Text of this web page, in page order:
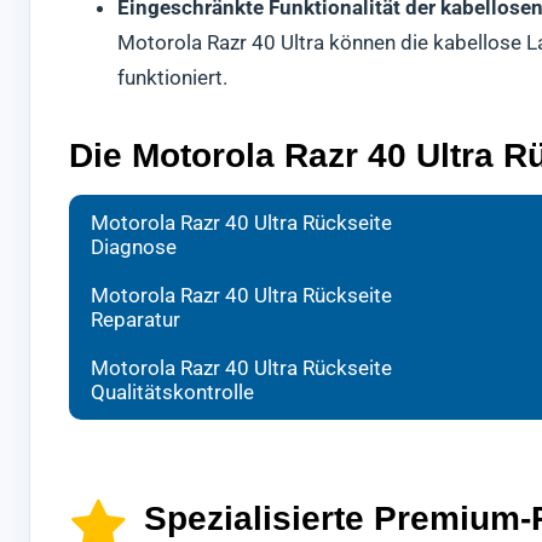
Eingeschränkte Funktionalität der
Motorola Razr 40 Ultra können die kabellose
funktioniert.
Die Motorola Razr 40 Ultra
Motorola Razr 40 Ultra Rückseite
Diagnose
Motorola Razr 40 Ultra Rückseite
Reparatur
Motorola Razr 40 Ultra Rückseite
Qualitätskontrolle
sein,
Spezialisierte